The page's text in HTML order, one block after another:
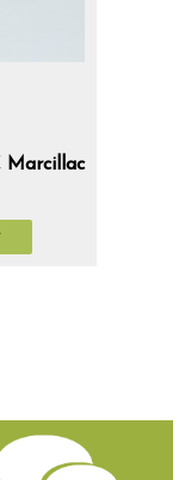
Marcillac